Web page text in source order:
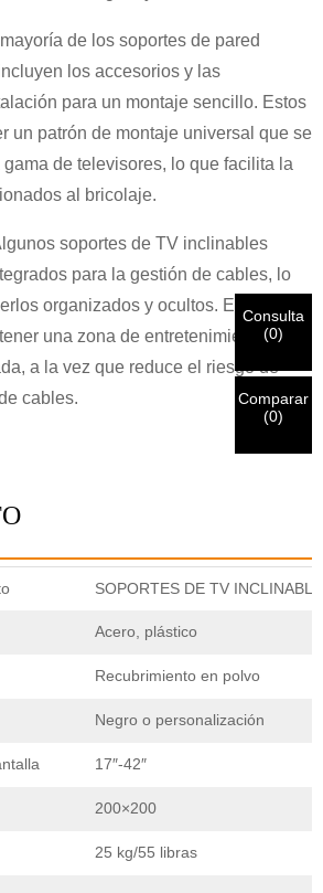
de los soportes de pared
los accesorios y las
para un montaje sencillo. Estos
un patrón de montaje universal que se
de televisores, lo que facilita la
al bricolaje.
soportes de TV inclinables
para la gestión de cables, lo
organizados y ocultos. Esta
una zona de entretenimiento
a la vez que reduce el riesgo de
cables.
SOPORTES DE TV
Acero, plástico
Recubrimiento en polvo
Negro o personalización
17″-42″
200×200
25 kg/55 libras
IDENTIDAD
×
que es un cliente real de
Volver Entregar
incorrecta provocará el fallo
VERIFICARSu
envío
y autorización. Una vez que
identificación, recibirá una notificación
por correo electrónico.
Consulta
(0)
Comparar
(0)